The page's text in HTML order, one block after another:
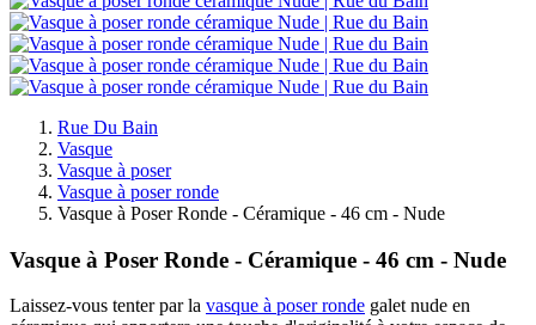
Rue Du Bain
Vasque
Vasque à poser
Vasque à poser ronde
Vasque à Poser Ronde - Céramique - 46 cm - Nude
Vasque à Poser Ronde - Céramique - 46 cm - Nude
Laissez-vous tenter par la vasque à poser ronde galet nude en